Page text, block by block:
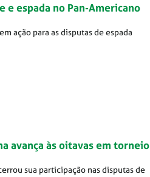
e espada no Pan-Americano
ação para as disputas de espada
avança às oitavas em torneio
sua participação nas disputas de